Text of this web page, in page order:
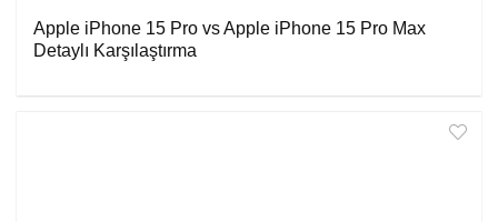
Apple iPhone 15 Pro vs Apple iPhone 15 Pro Max
Detaylı Karşılaştırma